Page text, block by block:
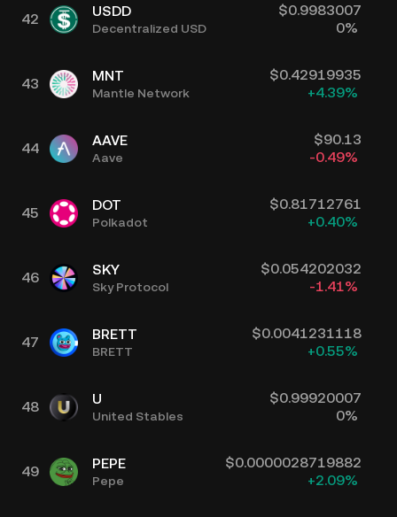
42 USDD
Decentralized USD
$0.9983007
0%
43 MNT
Mantle Network
$0.42919935
+4.39%
44 AAVE
Aave
$90.13
-0.49%
45 DOT
Polkadot
$0.81712761
+0.40%
46 SKY
Sky Protocol
$0.054202032
-1.41%
47 BRETT
BRETT
$0.0041231118
+0.55%
48 U
United Stables
$0.99920007
0%
49 PEPE
Pepe
$0.0000028719882
+2.09%